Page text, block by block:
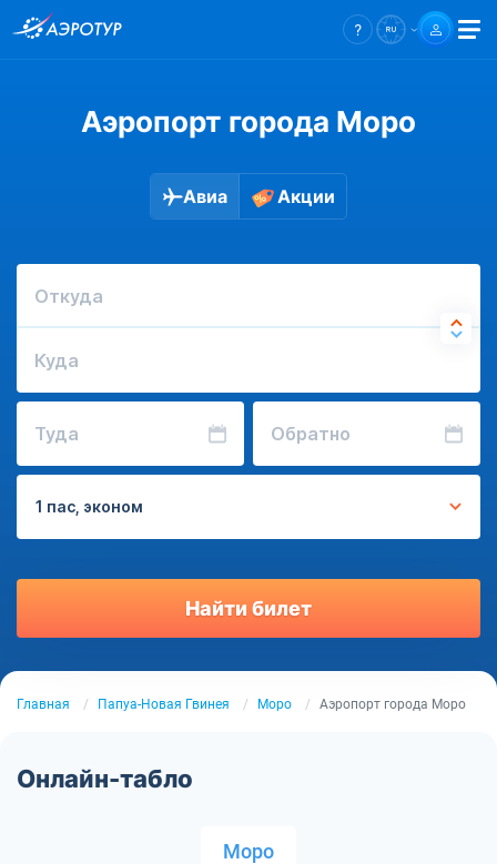
Аэропорт города Моро
Авиа Акции
Откуда
Куда
Туда Обратно
1 пас, эконом
Найти билет
Главная Папуа-Новая Гвинея Моро Аэропорт города Моро
Онлайн-табло
Моро